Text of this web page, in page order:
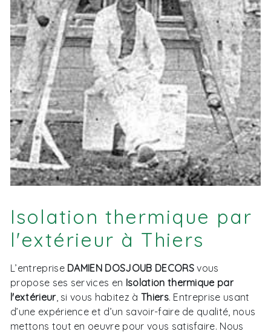
Isolation thermique par
l'extérieur à Thiers
L’entreprise DAMIEN DOSJOUB DECORSvous
propose ses services en Isolation thermique par
l'extérieur, si vous habitez à Thiers. Entreprise usant
d’une expérience et d’un savoir-faire de qualité, nous
mettons tout en oeuvre pour vous satisfaire. Nous